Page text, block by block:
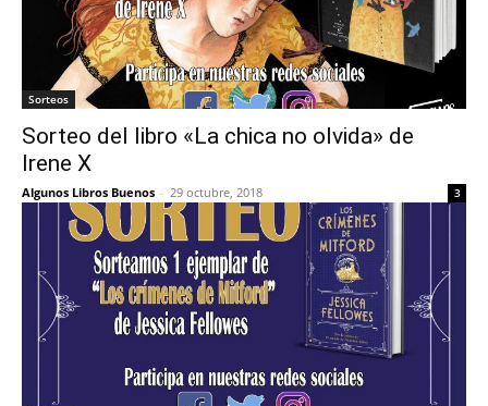
Sorteos
Sorteo del libro «La chica no olvida» de
Irene X
Algunos Libros Buenos - 29 octubre, 2018 3